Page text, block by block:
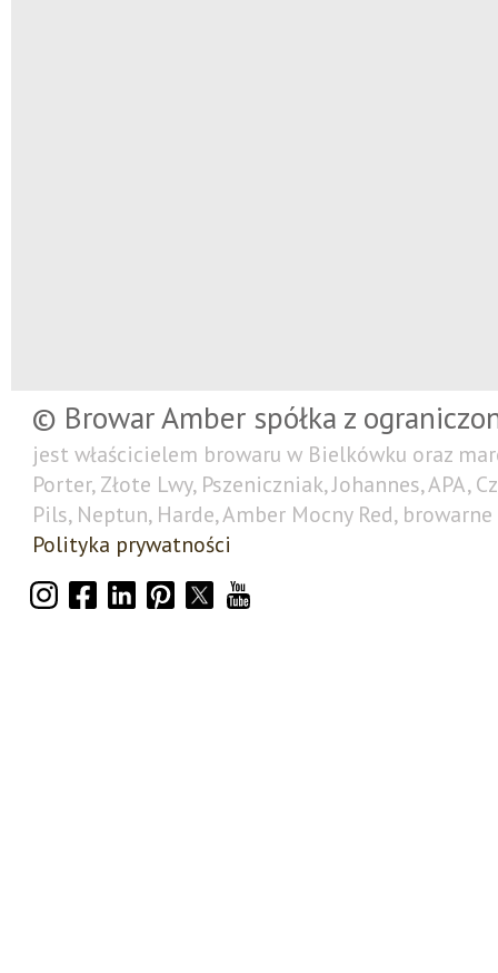
© Browar Amber spółka z
jest właścicielem browaru w Bielkówku oraz
Porter, Złote Lwy, Pszeniczniak, Johannes, APA,
Pils, Neptun, Harde, Amber Mocny Red,
Polityka prywatności